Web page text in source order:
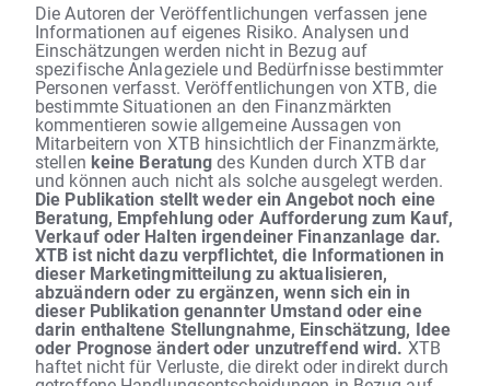
Die Autoren der Veröffentlichungen verfassen jene
Informationen auf eigenes Risiko. Analysen und
Einschätzungen werden nicht in Bezug auf
spezifische Anlageziele und Bedürfnisse bestimmter
Personen verfasst. Veröffentlichungen von XTB, die
bestimmte Situationen an den Finanzmärkten
kommentieren sowie allgemeine Aussagen von
Mitarbeitern von XTB hinsichtlich der Finanzmärkte,
stellen keine Beratungdes Kunden durch XTB dar
und können auch nicht als solche ausgelegt werden.
Die Publikation stellt weder ein Angebot noch eine
Beratung, Empfehlung oder Aufforderung zum Kauf,
Verkauf oder Halten irgendeiner Finanzanlage dar.
XTB ist nicht dazu verpflichtet, die Informationen in
dieser Marketingmitteilung zu aktualisieren,
abzuändern oder zu ergänzen, wenn sich ein in
dieser Publikation genannter Umstand oder eine
darin enthaltene Stellungnahme, Einschätzung, Idee
oder Prognose ändert oder unzutreffend wird. XTB
haftet nicht für Verluste, die direkt oder indirekt durch